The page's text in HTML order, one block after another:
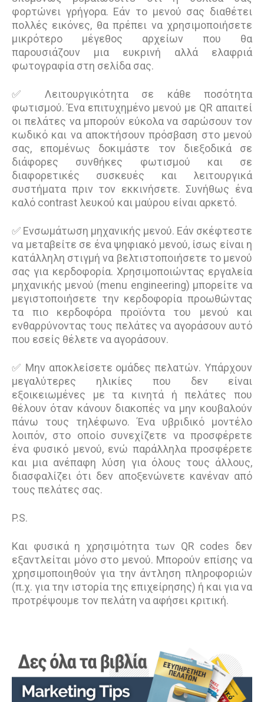
φορτώνει γρήγορα. Εάν το μενού σας διαθέτει
πολλές εικόνες, θα πρέπει να χρησιμοποιήσετε
μικρότερο μέγεθος αρχείων που θα
παρουσιάζουν μια ευκρινή αλλά ελαφριά
φωτογραφία στη σελίδα σας.
✅ Λειτουργικότητα σε κάθε ποσότητα
φωτισμού. Ένα επιτυχημένο μενού με QR απαιτεί
οι πελάτες να μπορούν εύκολα να σαρώσουν τον
κωδικό και να αποκτήσουν πρόσβαση στο μενού
σας, επομένως δοκιμάστε τον διεξοδικά σε
διάφορες συνθήκες φωτισμού και σε
διαφορετικές συσκευές και λειτουργικά
συστήματα πριν τον εκκινήσετε. Συνήθως ένα
καλό contrast λευκού και μαύρου είναι αρκετό.
✅ Ενσωμάτωση μηχανικής μενού. Εάν σκέφτεστε
να μεταβείτε σε ένα ψηφιακό μενού, ίσως είναι η
κατάλληλη στιγμή να βελτιστοποιήσετε το μενού
σας για κερδοφορία. Χρησιμοποιώντας εργαλεία
μηχανικής μενού (menu engineering) μπορείτε να
μεγιστοποιήσετε την κερδοφορία προωθώντας
τα πιο κερδοφόρα προϊόντα του μενού και
ενθαρρύνοντας τους πελάτες να αγοράσουν αυτό
που εσείς θέλετε να αγοράσουν.
✅ Μην αποκλείσετε ομάδες πελατών. Υπάρχουν
μεγαλύτερες ηλικίες που δεν είναι
εξοικειωμένες με τα κινητά ή πελάτες που
θέλουν όταν κάνουν διακοπές να μην κουβαλούν
πάνω τους τηλέφωνο. Ένα υβριδικό μοντέλο
λοιπόν, στο οποίο συνεχίζετε να προσφέρετε
ένα φυσικό μενού, ενώ παράλληλα προσφέρετε
και μια ανέπαφη λύση για όλους τους άλλους,
διασφαλίζει ότι δεν αποξενώνετε κανέναν από
τους πελάτες σας.
P.S.
Και φυσικά η χρησιμότητα των QR codes δεν
εξαντλείται μόνο στο μενού. Μπορούν επίσης να
χρησιμοποιηθούν για την άντληση πληροφοριών
(π.χ. για την ιστορία της επιχείρησης) ή και για να
προτρέψουμε τον πελάτη να αφήσει κριτική.